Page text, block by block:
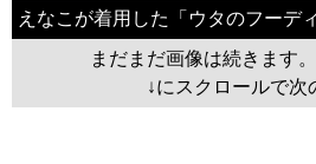
えなこが着用した「ウタのフーディ
まだまだ画像は続きます
↓にスクロールで次